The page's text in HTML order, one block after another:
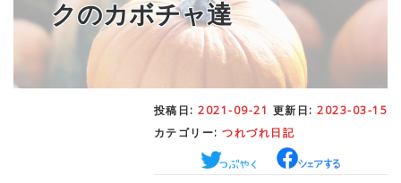
STUDY– 留学関連情報
WORK– デンマークの働き方
– 日本人の考察
クのカボチャ達
投稿日: 2021-09-21 更新日: 2023-03-15
カテゴリー: つれづれ日記